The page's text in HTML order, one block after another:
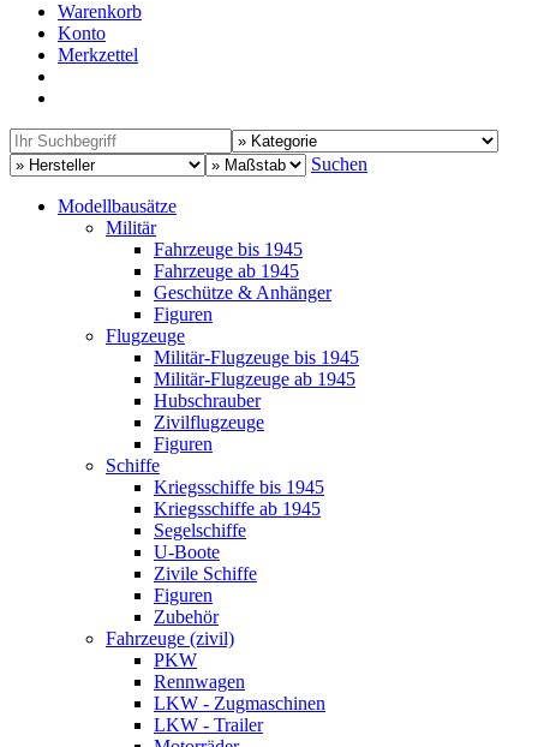
Warenkorb
Konto
Merkzettel
Suchen
Modellbausätze
Militär
Fahrzeuge bis 1945
Fahrzeuge ab 1945
Geschütze & Anhänger
Figuren
Flugzeuge
Militär-Flugzeuge bis 1945
Militär-Flugzeuge ab 1945
Hubschrauber
Zivilflugzeuge
Figuren
Schiffe
Kriegsschiffe bis 1945
Kriegsschiffe ab 1945
Segelschiffe
U-Boote
Zivile Schiffe
Figuren
Zubehör
Fahrzeuge (zivil)
PKW
Rennwagen
LKW - Zugmaschinen
LKW - Trailer